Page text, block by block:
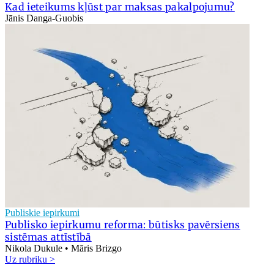
Kad ieteikums kļūst par maksas pakalpojumu?
Jānis Danga-Guobis
Publiskie iepirkumi
Publisko iepirkumu reforma: būtisks pavērsiens
sistēmas attīstībā
Nikola Dukule • Māris Brizgo
Uz rubriku >